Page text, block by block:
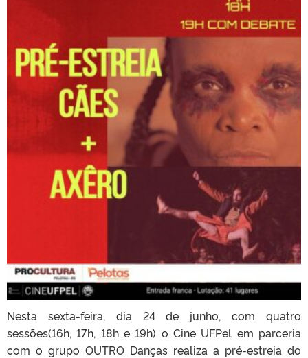
Nesta sexta-feira, dia 24 de junho, com quatro
sessões(16h, 17h, 18h e 19h) o Cine UFPel em parceria
com o grupo OUTRO Danças realiza a pré-estreia do